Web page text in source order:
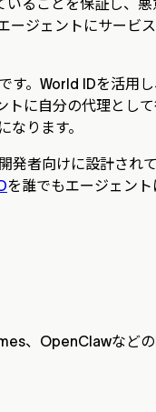
ることを保証し、
ジェントにサービ
。World IDを活用
に自分の代理とし
ります。
者向けに設計され
を誰でもエージェン
、OpenClawなどの